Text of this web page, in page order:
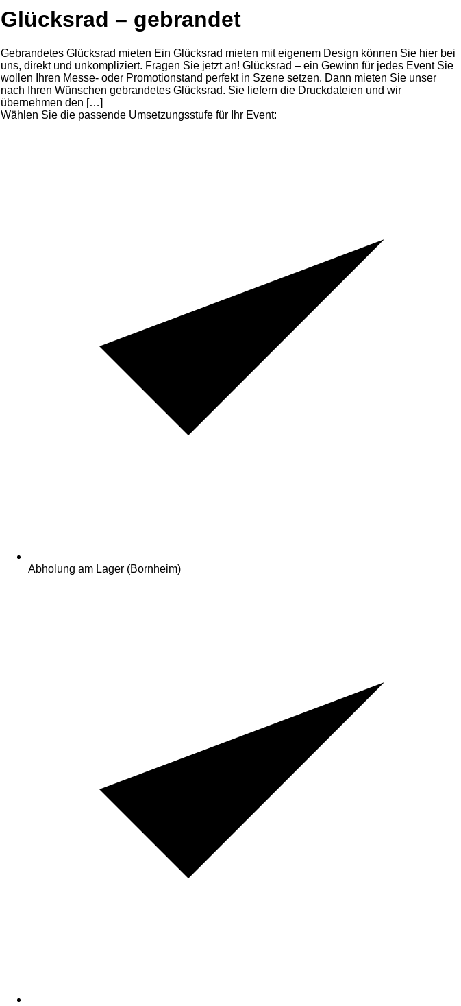
Glücksrad – gebrandet
Gebrandetes Glücksrad mieten Ein Glücksrad mieten mit eigenem Design können Sie hier bei
uns, direkt und unkompliziert. Fragen Sie jetzt an! Glücksrad – ein Gewinn für jedes Event Sie
wollen Ihren Messe- oder Promotionstand perfekt in Szene setzen. Dann mieten Sie unser
nach Ihren Wünschen gebrandetes Glücksrad. Sie liefern die Druckdateien und wir
übernehmen den […]
Wählen Sie die passende Umsetzungsstufe für Ihr Event:
Abholung am Lager (Bornheim)